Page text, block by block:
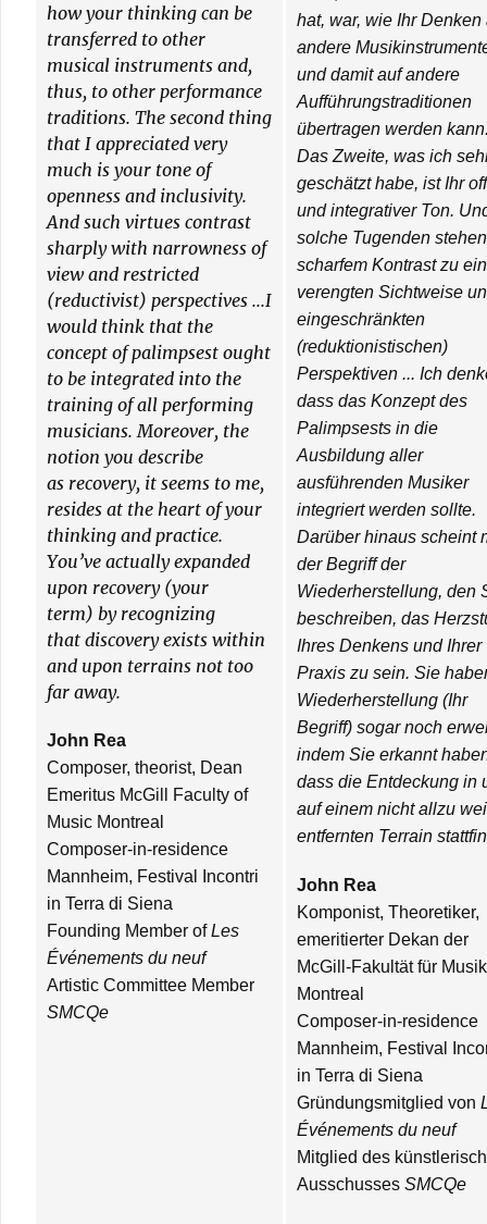
how your thinking can be
transferred to other
musical instruments and,
thus, to other performance
traditions. The second thing
that I appreciated very
much is your tone of
openness and inclusivity.
And such virtues contrast
sharply with narrowness of
view and restricted
(reductivist) perspectives ...I
would think that the
concept of palimpsest ought
to be integrated into the
training of all performing
musicians. Moreover, the
notion you describe
as recovery, it seems to me,
resides at the heart of your
thinking and practice.
You’ve actually expanded
upon recovery (your
term) by recognizing
that discovery exists within
and upon terrains not too
far away.
John Rea
Composer, theorist, Dean
Emeritus McGill Faculty of
Music Montreal
Composer-in-residence
Mannheim, Festival Incontri
in Terra di Siena
Founding Member ofLes
Événements du neuf
Artistic Committee Member
SMCQe
hat, war, wie Ihr Denken
andere
und damit auf andere
Aufführungstraditionen
übertragen werden
Das Zweite, was ich
geschätzt habe, ist Ihr
und integrativer Ton.
solche Tugenden
scharfem Kontrast zu
verengten Sichtweise
eingeschränkten
(reduktionistischen)
Perspektiven ... Ich
dass das Konzept des
Palimpsests in die
Ausbildung aller
ausführenden Musiker
integriert werden sollte.
Darüber hinaus scheint
der Begriff der
Wiederherstellung, den
beschreiben, das
Ihres Denkens und Ihrer
Praxis zu sein. Sie
Wiederherstellung (Ihr
Begriff) sogar noch
indem Sie erkannt
dass die Entdeckung in
auf einem nicht allzu
entfernten Terrain
John Rea
Komponist, Theoretiker,
emeritierter Dekan der
McGill-Fakultät für Musik
Montreal
Composer-in-residence
Mannheim, Festival
in Terra di Siena
Gründungsmitglied von
Événements du neuf
Mitglied des
Ausschusses SMCQe